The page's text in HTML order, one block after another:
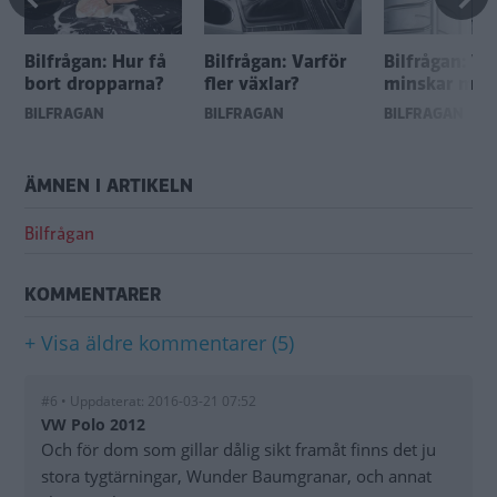
Bilfrågan: Hur få
bort dropparna?
BILFRÅGAN
Bilfrågan: Varför
fler växlar?
BILFRÅGAN
Bilfrågan:
minskar
BILFRÅGAN
ÄMNEN I ARTIKELN
Bilfrågan
KOMMENTARER
+ Visa äldre kommentarer (5)
#6 • Uppdaterat: 2016-03-21 07:52
VW Polo 2012
Och för dom som gillar dålig sikt framåt finns det ju
stora tygtärningar, Wunder Baumgranar, och annat